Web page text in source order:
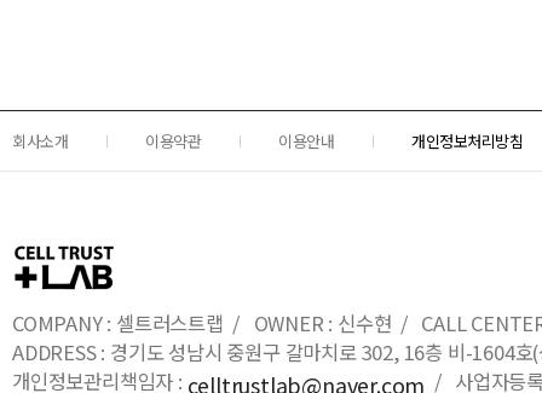
회사소개 이용약관 이용안내 개인정보처리방침
COMPANY : 셀트러스트랩 / OWNER : 신수현 / CALL
ADDRESS : 경기도 성남시 중원구 갈마치로 302, 16층 비-1604
개인정보관리책임자 : celltrustlab@naver.com / 사업자등